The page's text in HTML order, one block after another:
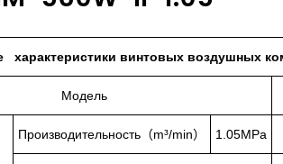
характеристики винтовых воздушных
Модель
Производительность（m³/min） 1.05MPa